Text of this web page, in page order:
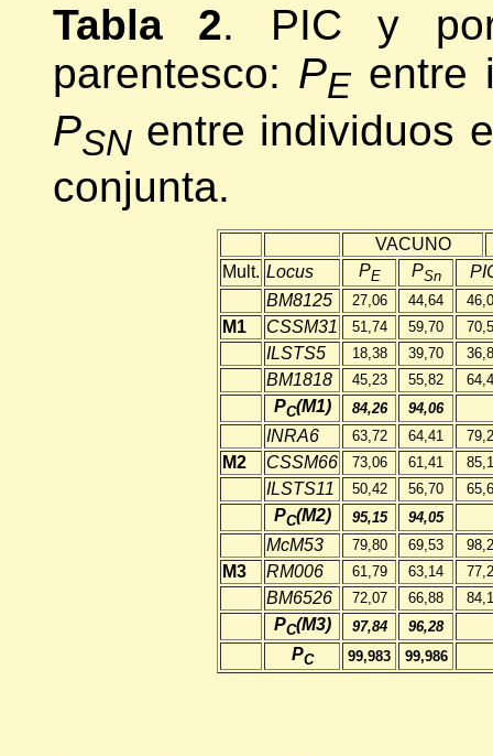
Tabla 2. PIC y
parentesco: PEentre
PSN entre individuos
conjunta.
VACUNO
Mult. Locus PE PSn
BM8125
27,06 44,64
M1 CSSM31 51,74 59,70
ILSTS5 18,38 39,70
BM1818 45,23 55,82
PC(M1) 84,26 94,06
INRA6 63,72 64,41
M2 CSSM66 73,06 61,41
ILSTS11 50,42 56,70
PC(M2) 95,15 94,05
McM53 79,80 69,53
M3 RM006 61,79 63,14
BM6526 72,07 66,88
PC(M3) 97,84 96,28
PC 99,983 99,986